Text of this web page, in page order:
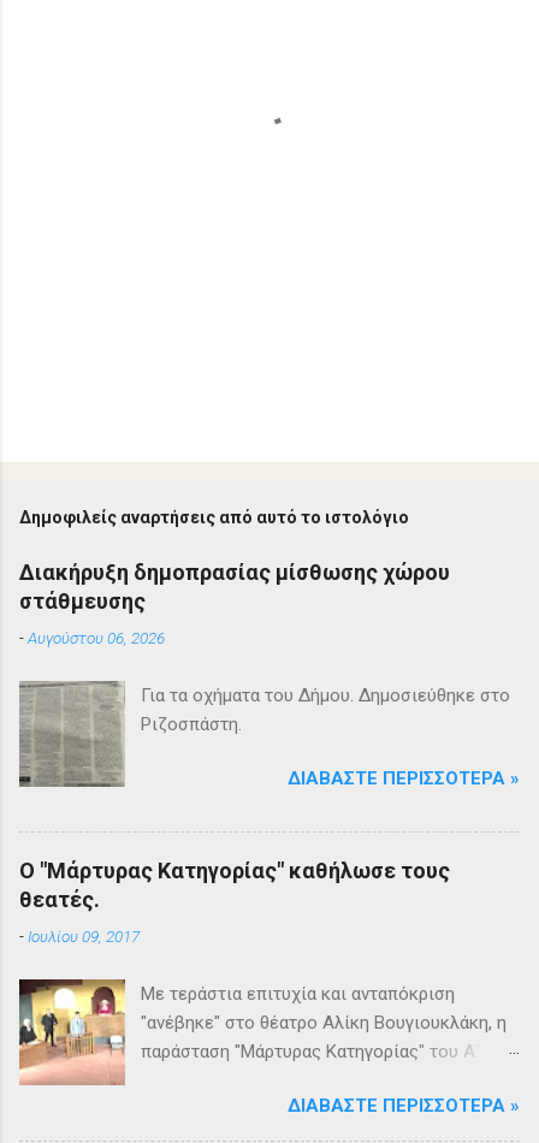
Δημοφιλείς αναρτήσεις από αυτό το ιστολόγιο
Διακήρυξη δημοπρασίας μίσθωσης χώρου
στάθμευσης
-Αυγούστου 06, 2026
Για τα οχήματα του Δήμου. Δημοσιεύθηκε στο
Ριζοσπάστη.
ΔΙΑΒΆΣΤΕ ΠΕΡΙΣΣΌΤΕΡΑ »
Ο "Μάρτυρας Κατηγορίας" καθήλωσε τους
θεατές.
-Ιουλίου 09, 2017
Με τεράστια επιτυχία και ανταπόκριση
"ανέβηκε" στο θέατρο Αλίκη Βουγιουκλάκη, η
παράσταση "Μάρτυρας Κατηγορίας" του Α΄
Βριλησσίων. Το θέατρο γέμισε και πάνω από
1500 θεατές και τις δύο βραδιές απόλαυσαν
ΔΙΑΒΆΣΤΕ ΠΕΡΙΣΣΌΤΕΡΑ »